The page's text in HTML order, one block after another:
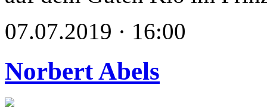
07.07.2019 · 16:00
Norbert Abels